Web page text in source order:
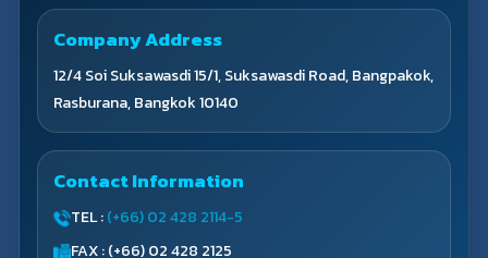
Company Address
12/4 Soi Suksawasdi 15/1, Suksawasdi Road, Bangpakok,
Rasburana, Bangkok 10140
Contact Information
TEL :(+66) 02 428 2114-5
FAX : (+66) 02 428 2125